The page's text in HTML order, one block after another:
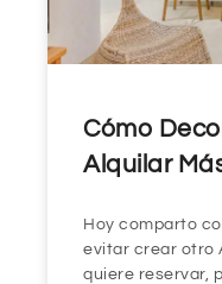
Cómo
Alquilar
Hoy comparto
evitar crear otro
quiere reservar,